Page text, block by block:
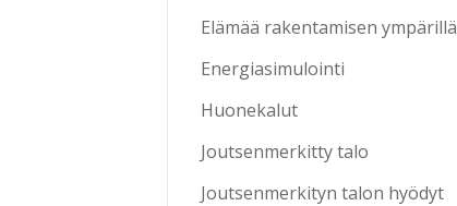
Elämää rakentamisen ympärillä
Energiasimulointi
Huonekalut
Joutsenmerkitty talo
Joutsenmerkityn talon hyödyt